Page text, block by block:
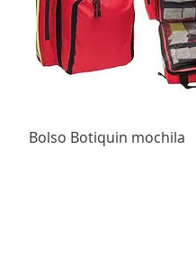
Vista rápida
Bolso Botiquin mochila